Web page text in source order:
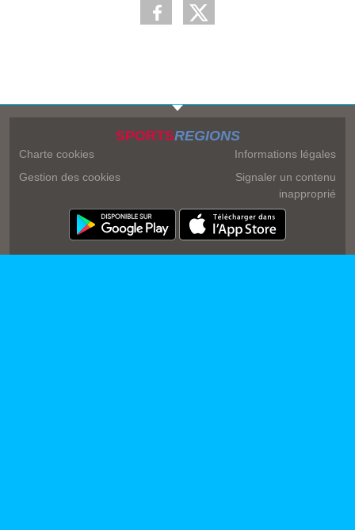
SPORTSREGIONS
Charte cookies
Gestion des cookies
Informations légales
Signaler un contenu
inapproprié